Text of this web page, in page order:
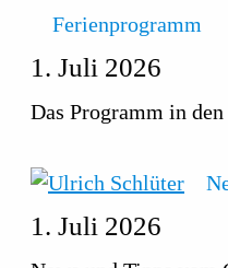
Ferienprogramm
1. Juli 2026
Das Programm in
1. Juli 2026